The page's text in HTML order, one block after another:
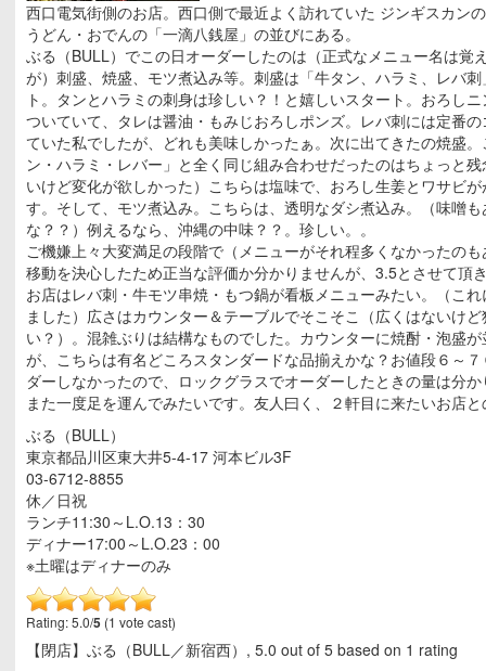
西口電気街側のお店。西口側で最近よく訪れていた ジンギスカン
うどん・おでんの「一滴八銭屋」の並びにある。
ぶる（BULL）でこの日オーダーしたのは（正式なメニュー名は覚
が）刺盛、焼盛、モツ煮込み等。刺盛は「牛タン、ハラミ、レバ
ト。タンとハラミの刺身は珍しい？！と嬉しいスタート。おろし
ついていて、タレは醤油・もみじおろしポンズ。レバ刺には定番
ていた私でしたが、どれも美味しかったぁ。次に出てきたの焼盛
ン・ハラミ・レバー」と全く同じ組み合わせだったのはちょっと
いけど変化が欲しかった）こちらは塩味で、おろし生姜とワサビ
す。そして、モツ煮込み。こちらは、透明なダシ煮込み。（味噌
な？？）例えるなら、沖縄の中味？？。珍しい。。
ご機嫌上々大変満足の段階で（メニューがそれ程多くなかったの
移動を決心したため正当な評価か分かりませんが、3.5とさせて頂
お店はレバ刺・牛モツ串焼・もつ鍋が看板メニューみたい。（こ
ました）広さはカウンター＆テーブルでそこそこ（広くはないけ
い？）。混雑ぶりは結構なものでした。カウンターに焼酎・泡盛
が、こちらは有名どころスタンダードな品揃えかな？お値段６～
ダーしなかったので、ロックグラスでオーダーしたときの量は分
また一度足を運んでみたいです。友人曰く、２軒目に来たいお店
ぶる（BULL）
東京都品川区東大井5-4-17 河本ビル3F
03-6712-8855
休／日祝
ランチ11:30～L.O.13：30
ディナー17:00～L.O.23：00
※土曜はディナーのみ
Rating: 5.0/5 (1 vote cast)
【閉店】ぶる（BULL／新宿西） ,5.0 out of5 based on 1 rating